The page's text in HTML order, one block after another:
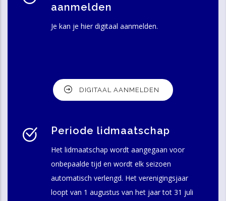
aanmelden
Je kan je hier digitaal aanmelden.
DIGITAAL AANMELDEN
Periode lidmaatschap
Het lidmaatschap wordt aangegaan voor
onbepaalde tijd en wordt elk seizoen
automatisch verlengd. Het verenigingsjaar
loopt van 1 augustus van het jaar tot 31 juli